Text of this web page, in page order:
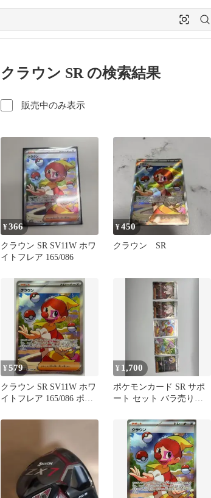
クラウン SR の検索結果
販売中のみ表示
¥366
クラウン SR SV11W ホワ
イトフレア 165/086
¥450
クラウン SR
¥579
クラウン SR SV11W ホワ
イトフレア 165/086 ポケ
¥ 1,700
ポケモンカード SR サポ
ート セット バラ売り不